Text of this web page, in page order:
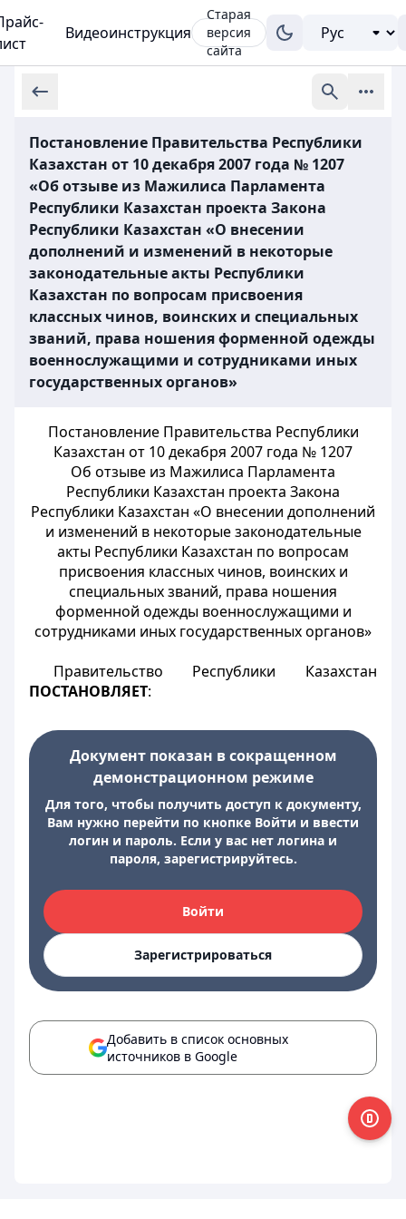
Видеоинструкция
Старая
версия
сайта
Постановление Правительства Республики
Казахстан от 10 декабря 2007 года № 1207
«Об отзыве из Мажилиса Парламента
Республики Казахстан проекта Закона
Республики Казахстан «О внесении
дополнений и изменений в некоторые
законодательные акты Республики
Казахстан по вопросам присвоения
классных чинов, воинских и специальных
званий, права ношения форменной одежды
военнослужащими и сотрудниками иных
государственных органов»
Постановление Правительства Республики
Казахстан от 10 декабря 2007 года № 1207
Об отзыве из Мажилиса Парламента
Республики Казахстан проекта Закона
Республики Казахстан «О внесении дополнений
и изменений в некоторые законодательные
акты Республики Казахстан по вопросам
присвоения классных чинов, воинских и
специальных званий, права ношения
форменной одежды военнослужащими и
сотрудниками иных государственных органов»
Правительство Республики Казахстан
ПОСТАНОВЛЯЕТ:
Документ показан в сокращенном
демонстрационном режиме
Для того, чтобы получить доступ к документу,
Вам нужно перейти по кнопке Войти и ввести
логин и пароль. Если у вас нет логина и
пароля, зарегистрируйтесь.
Войти
Зарегистрироваться
Добавить в список основных
источников в Google